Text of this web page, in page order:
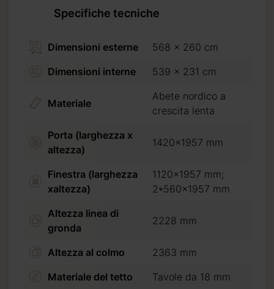
Specifiche tecniche
Dimensioni esterne
568 x 260 cm
Dimensioni interne
539 x 231 cm
Materiale
Abete nordico a
crescita lenta
Porta (larghezza x
altezza)
1420x1957 mm
Finestra (larghezza
xaltezza)
1120x1957 mm;
2*560x1957 mm
Altezza linea di
gronda
2228 mm
Altezza al colmo
2363 mm
Materiale del tetto
Tavole da 18 mm
10 19